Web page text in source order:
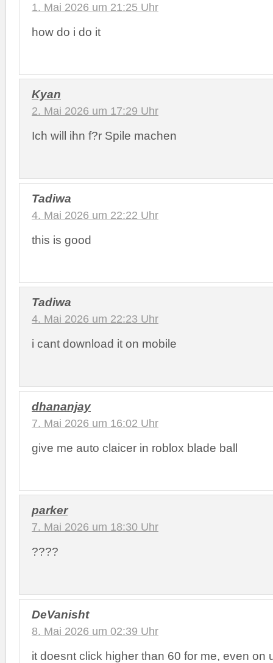
1. Mai 2026 um 21:25 Uhr
how do i do it
Kyan
2. Mai 2026 um 17:29 Uhr
Ich will ihn f?r Spile machen
Tadiwa
4. Mai 2026 um 22:22 Uhr
this is good
Tadiwa
4. Mai 2026 um 22:23 Uhr
i cant download it on mobile
dhananjay
7. Mai 2026 um 16:02 Uhr
give me auto claicer in roblox blade ball
parker
7. Mai 2026 um 18:30 Uhr
????
DeVanisht
8. Mai 2026 um 02:39 Uhr
it doesnt click higher than 60 for me, even on